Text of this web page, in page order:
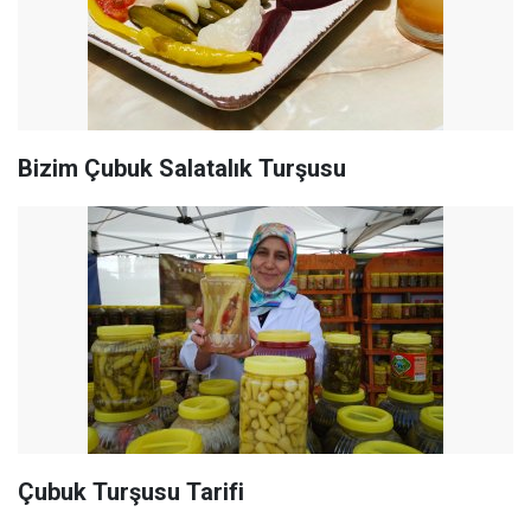
Bizim Çubuk Salatalık Turşusu
Çubuk Turşusu Tarifi